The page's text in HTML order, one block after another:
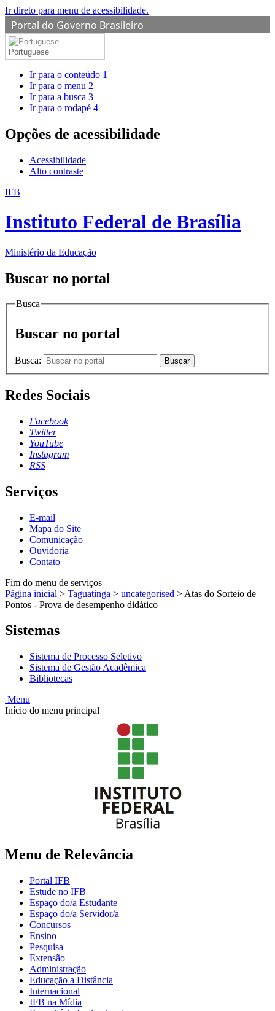
Ir direto para menu de acessibilidade.
Portal do Governo Brasileiro
Portuguese
Ir para o conteúdo 1
Ir para o menu 2
Ir para a busca 3
Ir para o rodapé 4
Opções de acessibilidade
Acessibilidade
Alto contraste
IFB
Instituto Federal de Brasília
Ministério da Educação
Buscar no portal
Busca
Buscar no portal
Busca: Buscar
Redes Sociais
Facebook
Twitter
YouTube
Instagram
RSS
Serviços
E-mail
Mapa do Site
Comunicação
Ouvidoria
Contato
Fim do menu de serviços
Página inicial > Taguatinga > uncategorised > Atas do Sorteio de
Pontos - Prova de desempenho didático
Sistemas
Sistema de Processo Seletivo
Sistema de Gestão Acadêmica
Bibliotecas
Menu
Início do menu principal
Menu de Relevância
Portal IFB
Estude no IFB
Espaço do/a Estudante
Espaço do/a Servidor/a
Concursos
Ensino
Pesquisa
Extensão
Administração
Educação a Distância
Internacional
IFB na Mídia